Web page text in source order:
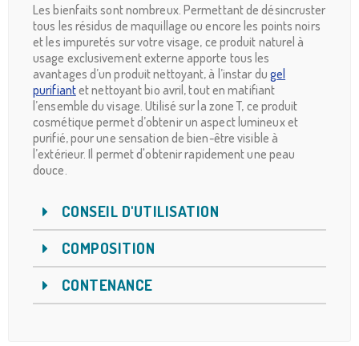
Les bienfaits sont nombreux. Permettant de désincruster
tous les résidus de maquillage ou encore les points noirs
et les impuretés sur votre visage, ce produit naturel à
usage exclusivement externe apporte tous les
avantages d’un produit nettoyant, à l’instar du gel
purifiantet nettoyant bio avril, tout en matifiant
l’ensemble du visage. Utilisé sur la zone T, ce produit
cosmétique permet d’obtenir un aspect lumineux et
purifié, pour une sensation de bien-être visible à
l’extérieur. Il permet d'obtenir rapidement une peau
douce.
CONSEIL D'UTILISATION
COMPOSITION
CONTENANCE